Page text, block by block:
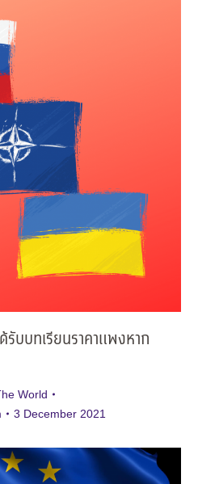
รับบทเรียนราคาแพงหาก
World
3 December 2021